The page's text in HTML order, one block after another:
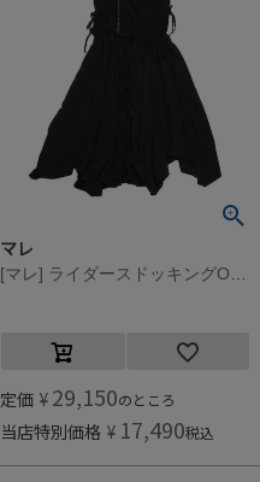
マレ
定価 ¥ 29,150のところ
当店特別価格 ¥ 17,490税込